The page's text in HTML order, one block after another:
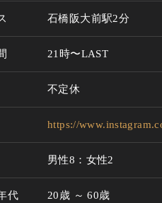
石橋阪大前駅2分
21時〜LAST
不定休
https://
男性8：女性2
代 20歳 ～ 60歳